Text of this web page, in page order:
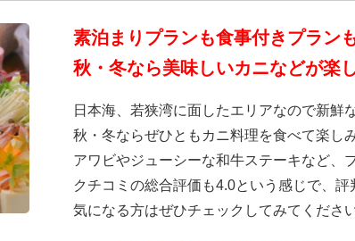
素泊まりプランも食事付きプラン
秋・冬なら美味しいカニなどが楽
日本海、若狭湾に面したエリアなので新鮮
秋・冬ならぜひともカニ料理を食べて楽し
アワビやジューシーな和牛ステーキなど、
クチコミの総合評価も4.0という感じで、評
気になる方はぜひチェックしてみてください